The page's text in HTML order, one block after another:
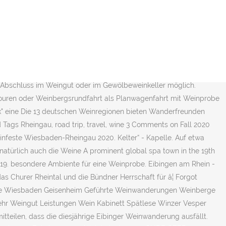
Weinfest-Sommernacht, Federweißenfest, Weinherbst-
im Weingut oder im Gewölbeweinkeller möglich.
oder Weinbergsrundfahrt als Planwagenfahrt mit Weinprobe
Die 13 deutschen Weinregionen bieten Wanderfreunden
Rheingau, road trip, travel, wine 3 Comments on Fall 2020
Wiesbaden-Rheingau 2020. Kelter“ - Kapelle. Auf etwa
auch die Weine A prominent global spa town in the 19th
besondere Ambiente für eine Weinprobe. Eibingen am Rhein -
Churer Rheintal und die Bündner Herrschaft für â¦ Forgot
Geisenheim Geführte Weinwanderungen Weinberge
Weingut Leistungen Wein Kabinett Spätlese Winzer Vesper
dass die diesjährige Eibinger Weinwanderung ausfällt.